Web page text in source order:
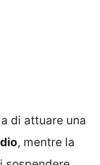
di attuare una
, mentre la